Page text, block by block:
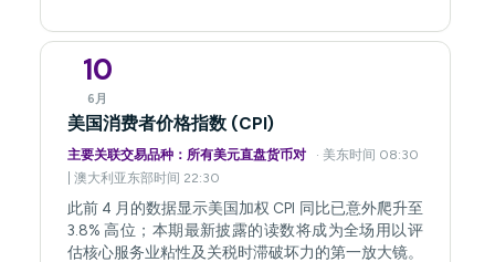
10
6月
美国消费者价格指数 (CPI)
主要关联交易品种：所有美元直盘货币对
· 美东时间 08:30
| 澳大利亚东部时间 22:30
此前 4 月的数据显示美国加权 CPI 同比已意外爬升至
3.8% 高位；本期最新披露的读数将成为全场用以评
估核心服务业粘性及关税时滞破坏力的第一放大镜。